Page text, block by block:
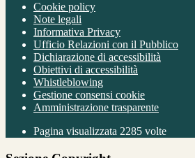
Cookie policy
Note legali
Informativa Privacy
Ufficio Relazioni con il Pubblico
Dichiarazione di accessibilità
Obiettivi di accessibilità
Whistleblowing
Gestione consensi cookie
Amministrazione trasparente
Pagina visualizzata 2285 volte